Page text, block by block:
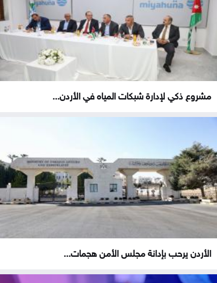
مشروع ذكي لإدارة شبكات المياه في الأردن...
الأردن يرحب بإدانة مجلس الأمن هجمات...